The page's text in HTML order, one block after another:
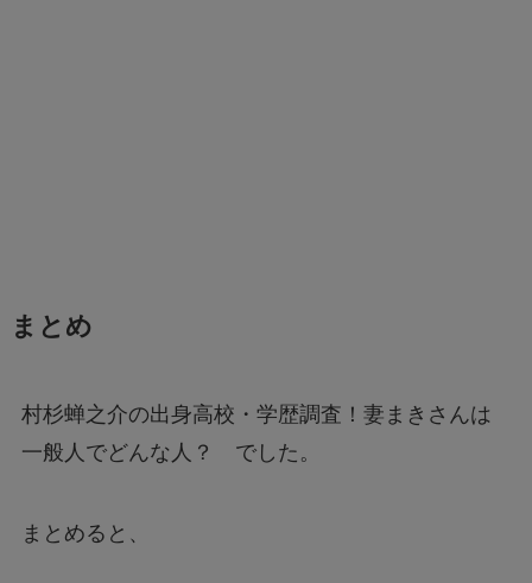
まとめ
村杉蝉之介の出身高校・学歴調査！妻まきさんは
一般人でどんな人？ でした。
まとめると、